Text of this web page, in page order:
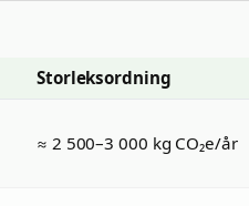
Storleksordning
≈ 2 500–3 000 kg CO₂e/år